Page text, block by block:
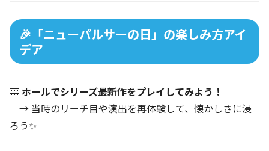
🎉「ニューパルサーの日」の楽しみ方アイ
デア
🎰 ホールでシリーズ最新作をプレイしてみよう！
→ 当時のリーチ目や演出を再体験して、懐かしさに浸
ろう✨